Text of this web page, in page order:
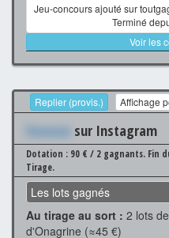
Jeu-concours ajouté sur
Terminé
Voir les
Replier (provis.) Affichage
Xxxxxxx sur Instagram
Dotation : 90 € / 2 gagnants. Fin
Tirage.
Les lots gagnés
Au tirage au sort : 2 lots
d'Onagrine (≈45 €)